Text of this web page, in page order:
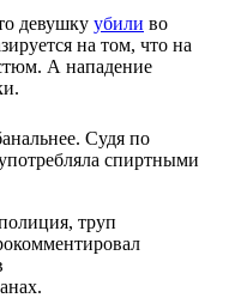
девушку убили во
на том, что на
А нападение
Судя по
спиртными
труп